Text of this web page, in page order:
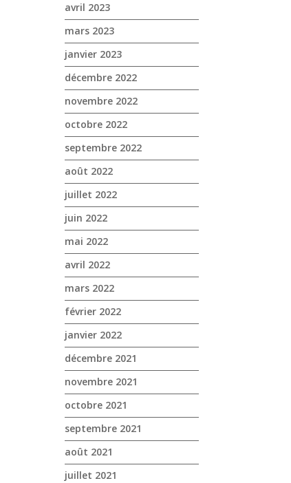
avril 2023
mars 2023
janvier 2023
décembre 2022
novembre 2022
octobre 2022
septembre 2022
août 2022
juillet 2022
juin 2022
mai 2022
avril 2022
mars 2022
février 2022
janvier 2022
décembre 2021
novembre 2021
octobre 2021
septembre 2021
août 2021
juillet 2021